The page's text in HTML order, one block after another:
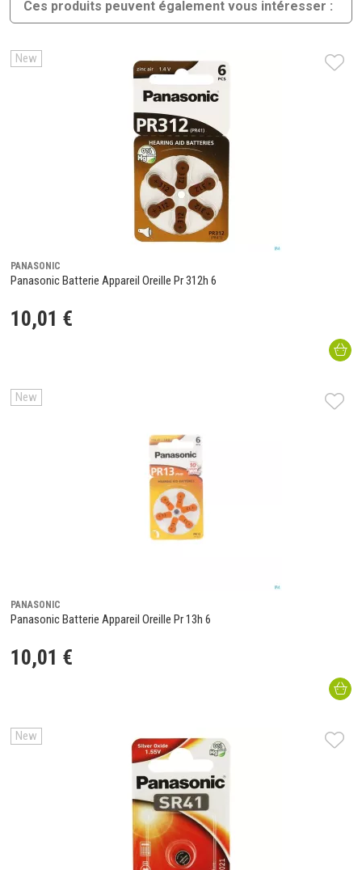
Ces produits peuvent également vous intéresser :
New
PANASONIC
Panasonic Batterie Appareil Oreille Pr 312h 6
10,01 €
New
PANASONIC
Panasonic Batterie Appareil Oreille Pr 13h 6
10,01 €
New